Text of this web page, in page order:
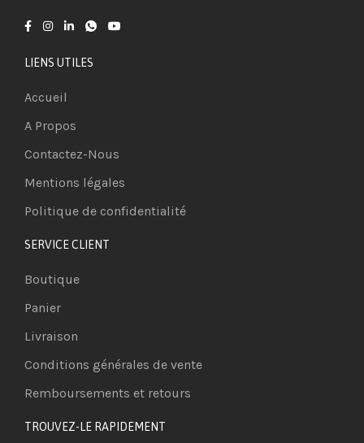
LIENS UTILES
Accueil
A Propos
Contactez-Nous
Mentions légales
Politique de confidentialité
SERVICE CLIENT
Boutique
Panier
Livraison
Conditions générales de vente
Remboursements et retours
TROUVEZ-LE RAPIDEMENT